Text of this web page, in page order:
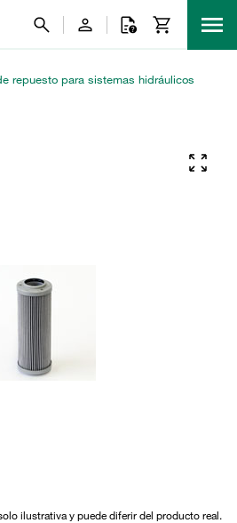
repuesto para sistemas hidráulicos
ilustrativa y puede diferir del producto real.